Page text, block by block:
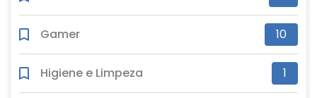
Gamer 10
Higiene e Limpeza 1